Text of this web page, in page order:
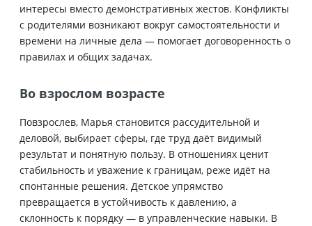
интересы вместо демонстративных жестов. Конфликты
с родителями возникают вокруг самостоятельности и
времени на личные дела — помогает договоренность о
правилах и общих задачах.
Во взрослом возрасте
Повзрослев, Марья становится рассудительной и
деловой, выбирает сферы, где труд даёт видимый
результат и понятную пользу. В отношениях ценит
стабильность и уважение к границам, реже идёт на
спонтанные решения. Детское упрямство
превращается в устойчивость к давлению, а
склонность к порядку — в управленческие навыки. В